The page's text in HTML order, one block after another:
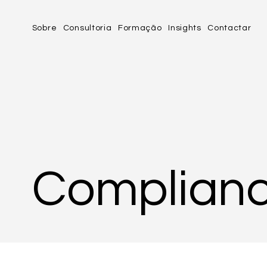
Sobre Consultoria Formação Insights Contactar